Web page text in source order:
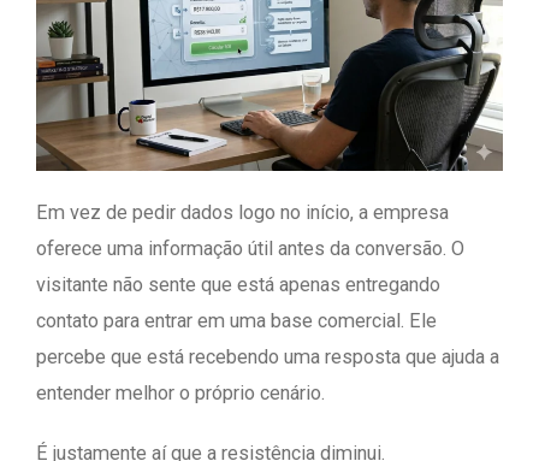
Em vez de pedir dados logo no início, a empresa
oferece uma informação útil antes da conversão. O
visitante não sente que está apenas entregando
contato para entrar em uma base comercial. Ele
percebe que está recebendo uma resposta que ajuda a
entender melhor o próprio cenário.
É justamente aí que a resistência diminui.